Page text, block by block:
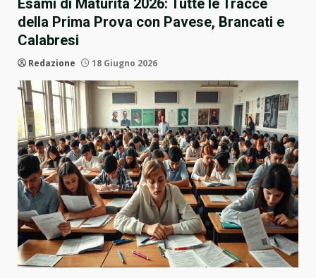
Esami di Maturità 2026: Tutte le Tracce
della Prima Prova con Pavese, Brancati e
Calabresi
Redazione 18 Giugno 2026